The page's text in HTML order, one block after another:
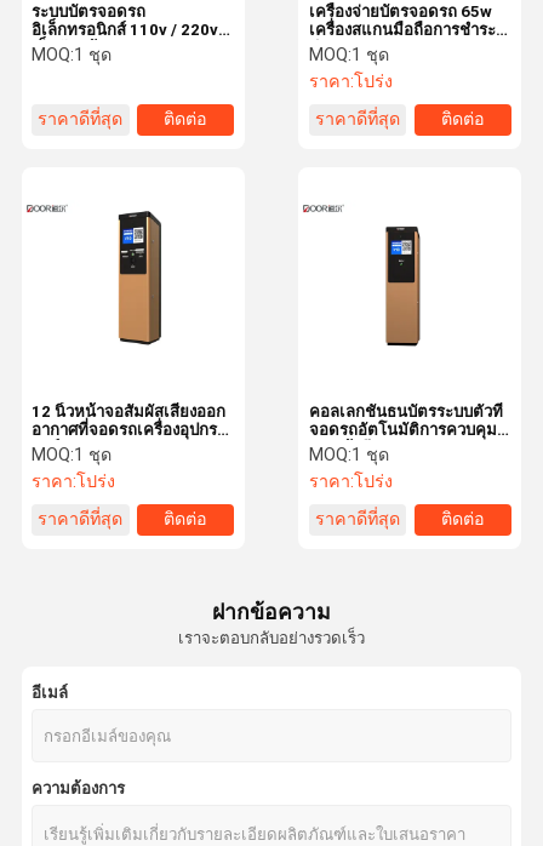
เครื่องจ่ายบัตรจอดรถ 65w
เครื่องสแกนมือถือการชำระ
เงิน
MOQ:1 ชุด
ราคา:โปร่ง
ราคาดีที่สุด
ติดต่อ
ระบบบัตรจอดรถ
อิเล็กทรอนิกส์ 110v / 220v ตู้
เก็บบัตรด้วยตนเอง
MOQ:1 ชุด
ราคาดีที่สุด ติดต่อ
คอลเลกชันธนบัตรระบบตั๋วที่
จอดรถอัตโนมัติการควบคุม
การเข้าถึงประตู Lpr
MOQ:1 ชุด
ราคา:โปร่ง
ราคาดีที่สุด
ติดต่อ
12 นิ้วหน้าจอสัมผัสเสียงออก
อากาศที่จอดรถเครื่องอุปกรณ์
ชาร์จ
MOQ:1 ชุด
ราคา:โปร่ง
ราคาดีที่สุด
ติดต่อ
ฝากข้อความ
เราจะตอบกลับอย่างรวดเร็ว
อีเมล์
ความต้องการ